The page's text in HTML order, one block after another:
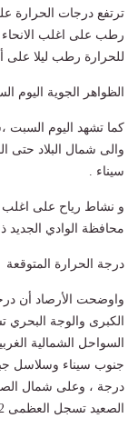
ترتفع درجات الحرارة
رطب على اغلب الانحاء
للحرارة رطب ليلا على
الظواهر الجوية اليوم
كما تشهد اليوم السبت
والى شمال البلاد حتى
سيناء .
و نشاط رياح على اغلب
محافظة الوادي
درجة الحرارة المتوقعة
واوضحت الأرصاد أن
الصعيد تسجل العظمى 42 والصغرى 28 درجة .